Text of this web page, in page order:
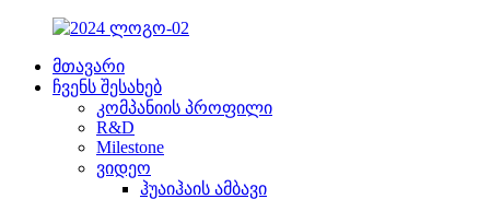
მთავარი
ჩვენს შესახებ
კომპანიის პროფილი
R&D
Milestone
ვიდეო
ჰუაიჰაის ამბავი